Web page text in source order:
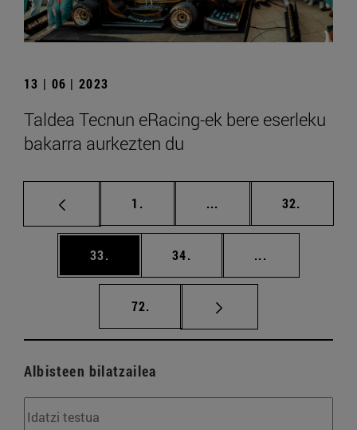
13 | 06 | 2023
Taldea Tecnun eRacing-ek bere eserleku
bakarra aurkezten du
1. ... Tarteko orrialdeak
32.
33. 34. ...
72.
Albisteen bilatzailea